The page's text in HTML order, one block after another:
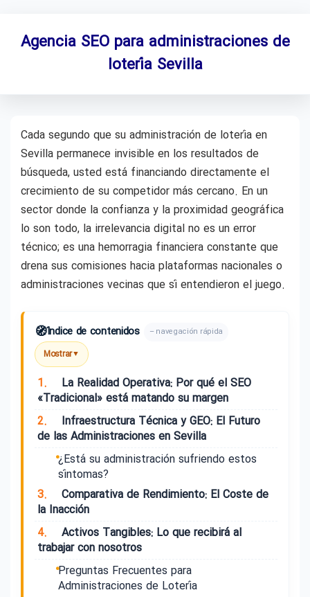
Agencia SEO para administraciones de
lotería Sevilla
Cada segundo que su administración de lotería en
Sevilla permanece invisible en los resultados de
búsqueda, usted está financiando directamente el
crecimiento de su competidor más cercano. En un
sector donde la confianza y la proximidad geográfica
lo son todo, la irrelevancia digital no es un error
técnico; es una hemorragia financiera constante que
drena sus comisiones hacia plataformas nacionales o
administraciones vecinas que sí entendieron el juego.
🧭Índice de contenidos – navegación rápida
Mostrar▼
1.
La Realidad Operativa: Por qué el SEO
«Tradicional» está matando su margen
2.
Infraestructura Técnica y GEO: El Futuro
de las Administraciones en Sevilla
¿Está su administración sufriendo estos
síntomas?
3.
Comparativa de Rendimiento: El Coste de
la Inacción
4.
Activos Tangibles: Lo que recibirá al
trabajar con nosotros
Preguntas Frecuentes para
Administraciones de Lotería